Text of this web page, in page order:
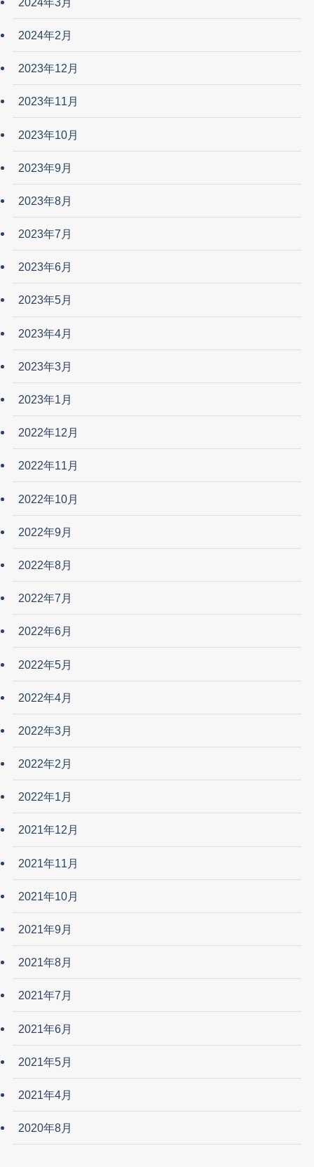
2024年2月
2023年12月
2023年11月
2023年10月
2023年9月
2023年8月
2023年7月
2023年6月
2023年5月
2023年4月
2023年3月
2023年1月
2022年12月
2022年11月
2022年10月
2022年9月
2022年8月
2022年7月
2022年6月
2022年5月
2022年4月
2022年3月
2022年2月
2022年1月
2021年12月
2021年11月
2021年10月
2021年9月
2021年8月
2021年7月
2021年6月
2021年5月
2021年4月
2020年8月